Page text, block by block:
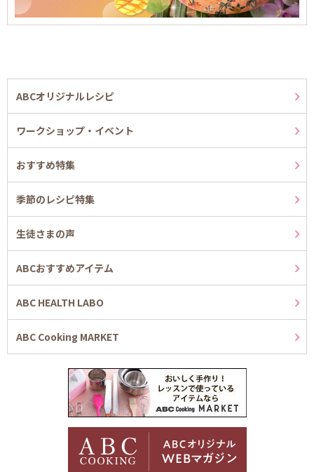
ABCオリジナルレシピ
ワークショップ・イベント
おすすめ特集
季節のレシピ特集
生徒さまの声
ABCおすすめアイテム
ABC HEALTH LABO
ABC Cooking MARKET